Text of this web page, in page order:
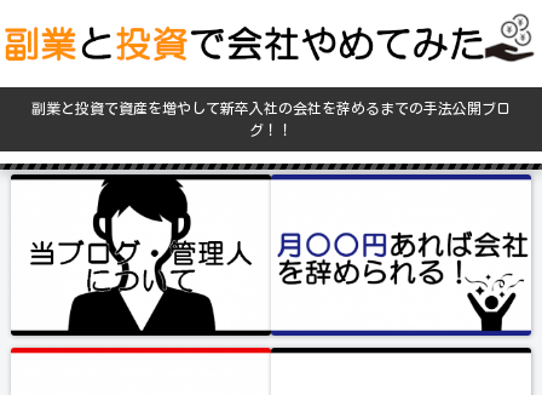
副業と投資で資産を増やして新卒入社の会社を辞めるまでの手法公開ブロ
グ！！